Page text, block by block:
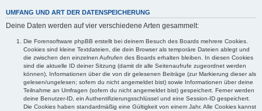
UMFANG UND ART DER DATENSPEICHERUNG
Deine Daten werden auf vier verschiedene Arten gesammelt:
Die Forensoftware phpBB erstellt bei deinem Besuch des Boards mehrere Cookies.
Cookies sind kleine Textdateien, die dein Browser als temporäre Dateien ablegt und
die zwischen den einzelnen Aufrufen des Boards erhalten bleiben. In diesen Cookies
sind die aktuelle ID deiner Sitzung (damit dir alle Seitenaufrufe zugeordnet werden
können), Informationen über die von dir gelesenen Beiträge (zur Markierung dieser als
gelesen/ungelesen; sofern du nicht angemeldet bist) sowie Informationen über deine
Teilnahme an Umfragen (sofern du nicht angemeldet bist) gespeichert. Ferner werden
deine Benutzer-ID, ein Authentifizierungsschlüssel und eine Session-ID gespeichert.
Die Cookies haben standardmäßig eine Gültigkeit von einem Jahr. Alle Cookies kannst